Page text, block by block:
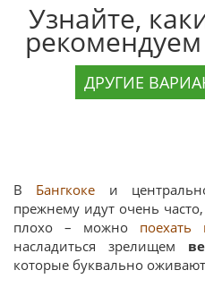
Узнайте,
ДРУГИЕ
В Бангкоке и
прежнему идут очень
плохо – можно
насладиться зрелищем
которые буквально